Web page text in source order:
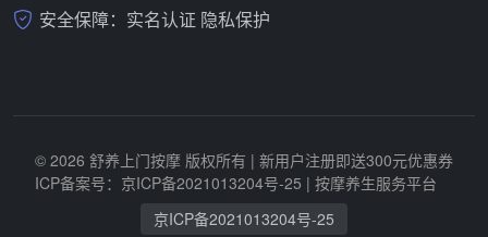
安全保障：实名认证 隐私保护
© 2026 舒养上门按摩 版权所有 | 新用户注册即送300元优惠券
ICP备案号：京ICP备2021013204号-25 | 按摩养生服务平台
京ICP备2021013204号-25